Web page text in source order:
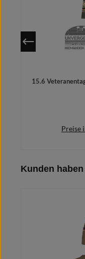
15.6 Veteranentag
Preise
Produktgalerie
Kunden